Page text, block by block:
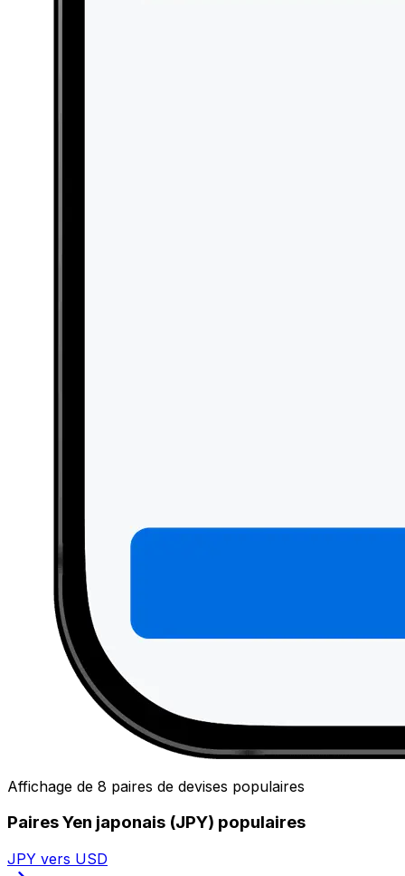
Affichage de 8 paires de devises populaires
Paires Yen japonais (JPY) populaires
JPY vers USD